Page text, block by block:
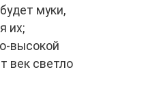
муки,
их;
высокой
век светло